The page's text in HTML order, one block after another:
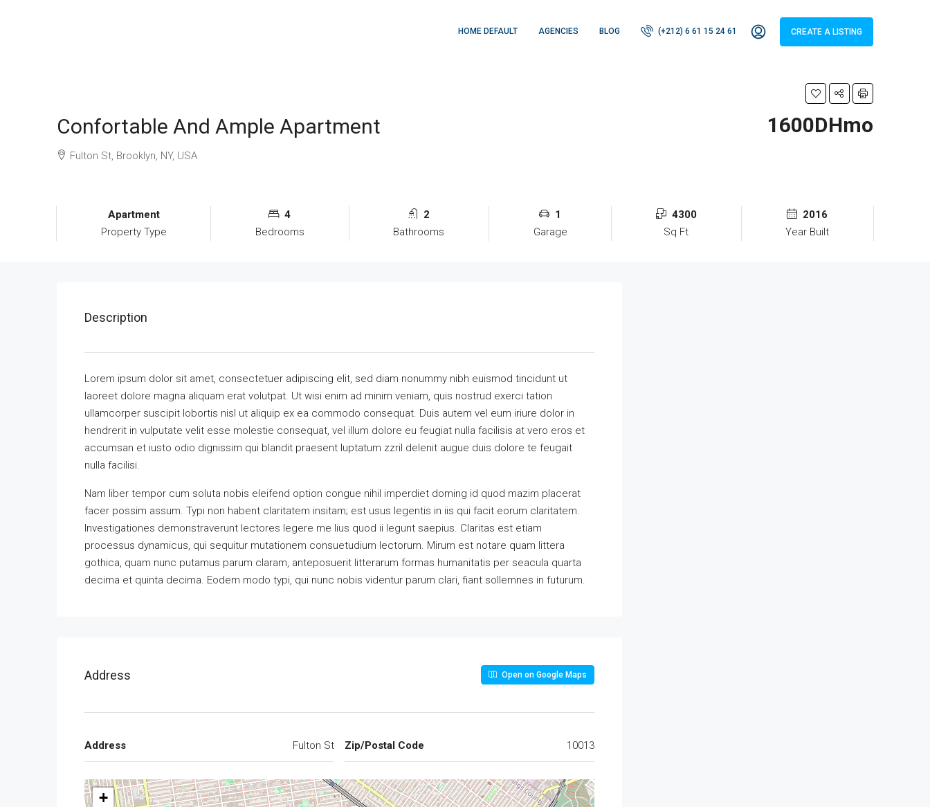
HOME DEFAULT AGENCIES BLOG (+212) 6 61 15 24 61 CREATE A LISTING
Confortable And Ample Apartment 1600DHmo
Fulton St, Brooklyn, NY, USA
Apartment
Property Type
4
Bedrooms
2
Bathrooms
1
Garage
4300
Sq Ft
2016
Year Built
Description
Lorem ipsum dolor sit amet, consectetuer adipiscing elit, sed diam nonummy nibh euismod tincidunt ut
laoreet dolore magna aliquam erat volutpat. Ut wisi enim ad minim veniam, quis nostrud exerci tation
ullamcorper suscipit lobortis nisl ut aliquip ex ea commodo consequat. Duis autem vel eum iriure dolor in
hendrerit in vulputate velit esse molestie consequat, vel illum dolore eu feugiat nulla facilisis at vero eros et
accumsan et iusto odio dignissim qui blandit praesent luptatum zzril delenit augue duis dolore te feugait
nulla facilisi.
Nam liber tempor cum soluta nobis eleifend option congue nihil imperdiet doming id quod mazim placerat
facer possim assum. Typi non habent claritatem insitam; est usus legentis in iis qui facit eorum claritatem.
Investigationes demonstraverunt lectores legere me lius quod ii legunt saepius. Claritas est etiam
processus dynamicus, qui sequitur mutationem consuetudium lectorum. Mirum est notare quam littera
gothica, quam nunc putamus parum claram, anteposuerit litterarum formas humanitatis per seacula quarta
decima et quinta decima. Eodem modo typi, qui nunc nobis videntur parum clari, fiant sollemnes in futurum.
Address Open on Google Maps
Address Fulton St Zip/Postal Code 10013
+